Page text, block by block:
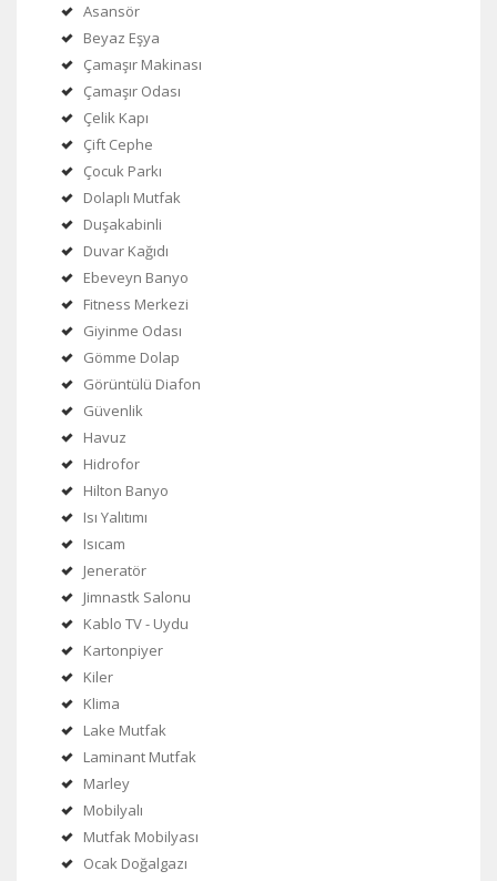
Asansör
Beyaz Eşya
Çamaşır Makinası
Çamaşır Odası
Çelik Kapı
Çift Cephe
Çocuk Parkı
Dolaplı Mutfak
Duşakabinli
Duvar Kağıdı
Ebeveyn Banyo
Fitness Merkezi
Giyinme Odası
Gömme Dolap
Görüntülü Diafon
Güvenlik
Havuz
Hidrofor
Hilton Banyo
Isı Yalıtımı
Isıcam
Jeneratör
Jimnastk Salonu
Kablo TV - Uydu
Kartonpiyer
Kiler
Klima
Lake Mutfak
Laminant Mutfak
Marley
Mobilyalı
Mutfak Mobilyası
Ocak Doğalgazı